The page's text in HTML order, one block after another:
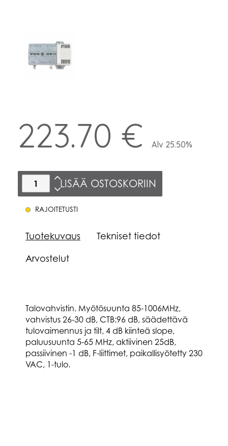
223.70 € Alv 25.50%
LISÄÄ OSTOSKORIIN
RAJOITETUSTI
Tuotekuvaus
Tekniset tiedot
Arvostelut
Talovahvistin. Myötösuunta 85-1006MHz,
vahvistus 26-30 dB, CTB:96 dB, säädettävä
tulovaimennus ja tilt, 4 dB kiinteä slope,
paluusuunta 5-65 MHz, aktiivinen 25dB,
passiivinen -1 dB, F-liittimet, paikallisyötetty 230
VAC, 1-tulo.